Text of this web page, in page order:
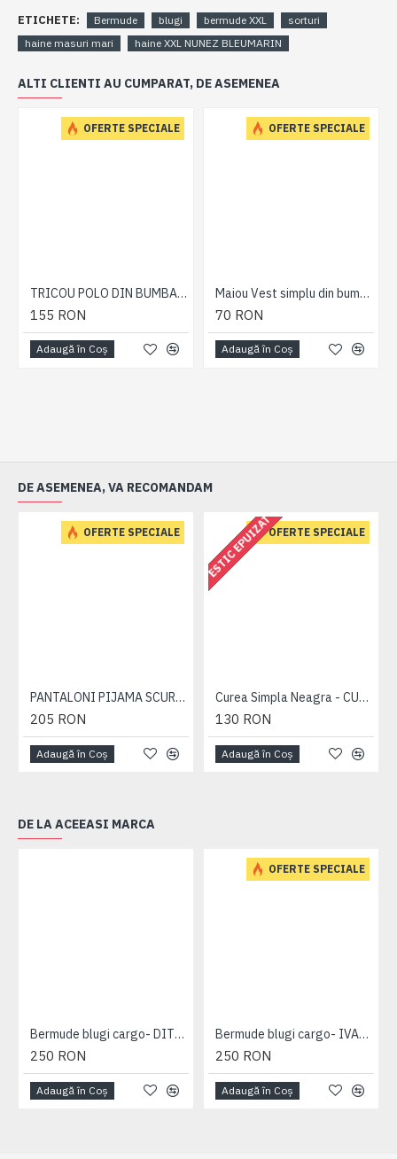
ETICHETE: Bermude blugi bermude XXL
sorturi
haine masuri mari
haine XXL NUNEZ BLEUMARIN
ALTI CLIENTI AU CUMPARAT, DE ASEMENEA
OFERTE SPECIALE
TRICOU POLO DIN BUMBAC KAKI – POLO RAGLAN MARL KAKI 2XL 3XL 4XL 5XL 6XL 7XL
155 RON
Adaugă în Coş
OFERTE SPECIALE
Maiou Vest simplu din bumbac Burgundy - MAIOU VEST BURGUNDY - 2XL 3XL 4XL 5XL 6XL 7XL
70 RON
Adaugă în Coş
DE ASEMENEA, VA RECOMANDAM
OFERTE SPECIALE
PANTALONI PIJAMA SCURTI BLEUMARIN – PACHET 2 BUCATI - 2XL 3XL 4XL 5XL 6XL
205 RON
Adaugă în Coş
OFERTE SPECIALE
ESTIC EPUIZAT
Curea Simpla Neagra - CUREA PLAIN NEAGRA - 2XL 3XL 4XL 5XL 6XL 7XL
130 RON
Adaugă în Coş
DE LA ACEEASI MARCA
Bermude blugi cargo- DITO B - MID USED - 2XL 3XL 4XL 5XL 6XL 7XL
250 RON
Adaugă în Coş
OFERTE SPECIALE
Bermude blugi cargo- IVAN DARK USED - 2XL 3XL 4XL 5XL 6XL 7XL
250 RON
Adaugă în Coş